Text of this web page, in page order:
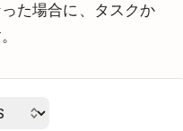
た場合に、タスクか